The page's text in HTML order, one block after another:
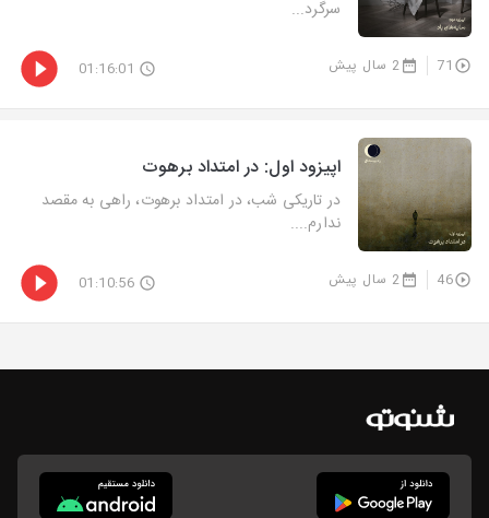
سرگرد...
71 2 سال پیش 01:16:01
اپیزود اول: در امتداد برهوت
در تاریکی شب، در امتداد برهوت، راهی به مقصد
ندارم....
46 2 سال پیش 01:10:56